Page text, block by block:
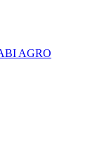
AGRO